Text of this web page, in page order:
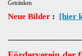
Getränken
Neue Bilder : [hier